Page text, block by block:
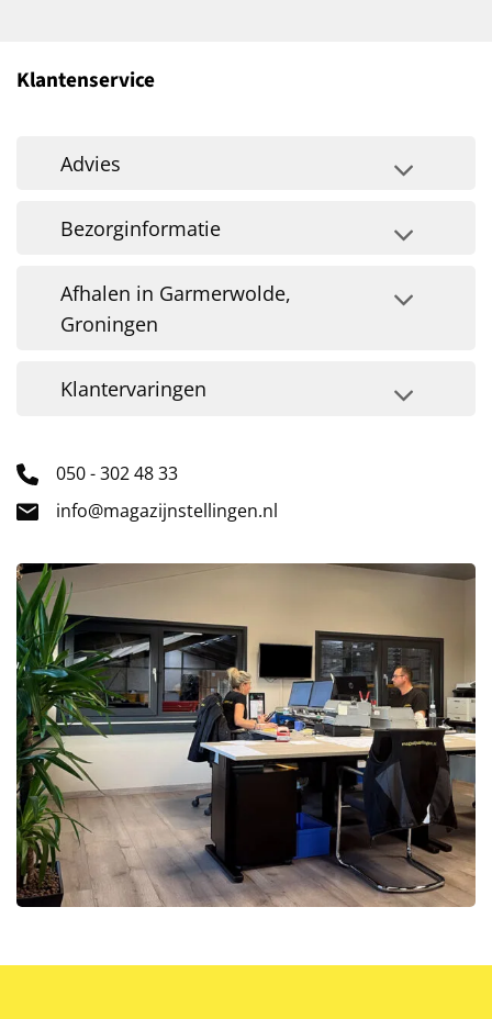
Klantenservice
Advies
Bezorginformatie
Afhalen in Garmerwolde,
Groningen
Klantervaringen
050 - 302 48 33
info@magazijnstellingen.nl